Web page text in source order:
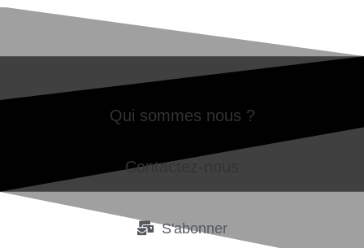
Qui sommes nous ?
Contactez-nous
S'abonner